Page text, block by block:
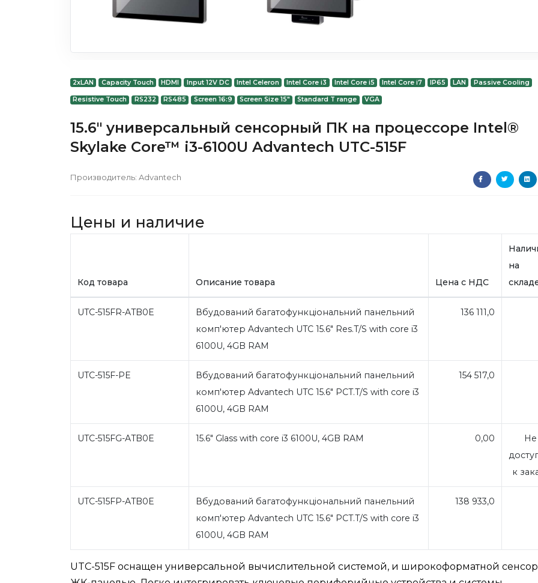
2xLAN Capacity Touch HDMI Input 12V DC Intel Celeron Intel Core i3 Intel Core i5 Intel Core i7 IP65 LAN Passive Cooling
Resistive Touch RS232 RS485 Screen 16:9 Screen Size 15" Standard T range VGA
15.6" универсальный сенсорный ПК на процессоре Intel®
Skylake Core™ i3-6100U Advantech UTC-515F
Производитель: Advantech
Цены и наличие
Код товара Описание товара Цена с НДС
на
UTC-515FR-ATB0E
Вбудований багатофункціональний панельний
комп'ютер Advantech UTC 15.6" Res.T/S with core i3
6100U, 4GB RAM
136 111,0
UTC-515F-PE
Вбудований багатофункціональний панельний
комп'ютер Advantech UTC 15.6" PCT.T/S with core i3
6100U, 4GB RAM
154 517,0
UTC-515FG-ATB0E 15.6" Glass with core i3 6100U, 4GB RAM 0,00
Не
к
UTC-515FP-ATB0E
Вбудований багатофункціональний панельний
комп'ютер Advantech UTC 15.6" PCT.T/S with core i3
6100U, 4GB RAM
138 933,0
UTC-515F оснащен универсальной вычислительной системой, и широкоформатной